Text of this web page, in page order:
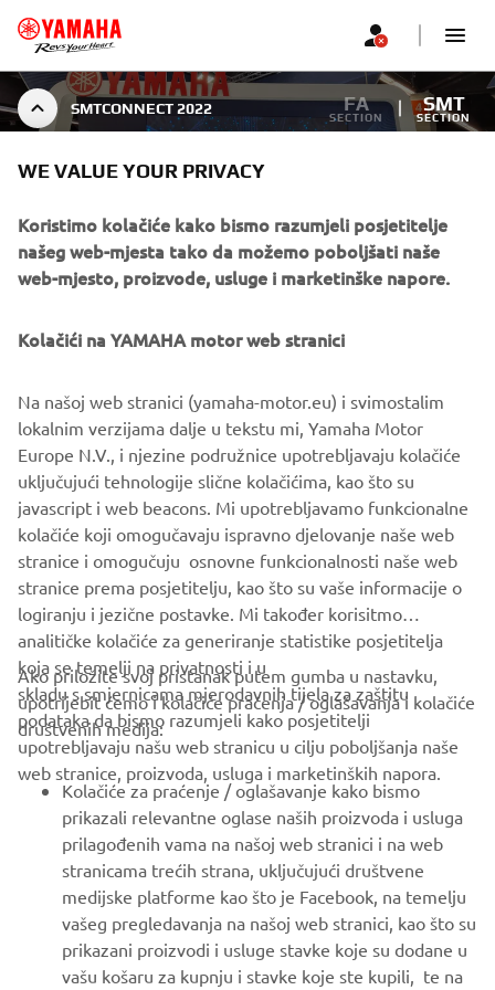
SMTCONNECT 2022 FA
SECTION
SMT
SECTION
CORPORATE
FOR BUSINESS
MORE YAMAHA
SUPPORT
BILTEN
Budite prvi koji će saznati o najnovijim ponudama, posebnim
događajima, novim izdanjima i još mnogo toga
PRETPLATITE SE
Pročitajte našu Politiku privatnosti kako biste saznali kako
WE VALUE YOUR PRIVACY
Koristimo kolačiće kako bismo razumjeli posjetitelje
našeg web-mjesta tako da možemo poboljšati naše
web-mjesto, proizvode, usluge i marketinške napore.
Kolačići na YAMAHA motor web stranici
Na našoj web stranici (yamaha-motor.eu) i svimostalim
lokalnim verzijama dalje u tekstu mi, Yamaha Motor
Europe N.V., i njezine podružnice upotrebljavaju kolačiće
uključujući tehnologije slične kolačićima, kao što su
javascript i web beacons. Mi upotrebljavamo funkcionalne
kolačiće koji omogučavaju ispravno djelovanje naše web
stranice i omogučuju osnovne funkcionalnosti naše web
stranice prema posjetitelju, kao što su vaše informacije o
logiranju i jezične postavke. Mi također korisitmo
analitičke kolačiće za generiranje statistike posjetitelja
koja se temelji na privatnosti i u
skladu s smjernicama mjerodavnih tijela za zaštitu
podataka da bismo razumjeli kako posjetitelji
upotrebljavaju našu web stranicu u cilju poboljšanja naše
web stranice, proizvoda, usluga i marketinških napora.
Ako priložite svoj pristanak putem gumba u nastavku,
upotrijebit ćemo i kolačiće praćenja / oglašavanja i kolačiće
društvenih medija:
Kolačiće za praćenje / oglašavanje kako bismo
prikazali relevantne oglase naših proizvoda i usluga
prilagođenih vama na našoj web stranici i na web
stranicama trećih strana, uključujući društvene
medijske platforme kao što je Facebook, na temelju
vašeg pregledavanja na našoj web stranici, kao što su
prikazani proizvodi i usluge stavke koje su dodane u
vašu košaru za kupnju i stavke koje ste kupili, te na